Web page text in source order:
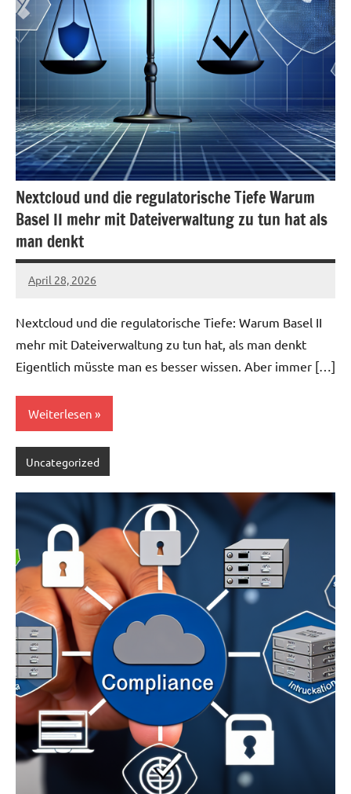
Nextcloud und die regulatorische Tiefe Warum
Basel II mehr mit Dateiverwaltung zu tun hat als
man denkt
April 28, 2026
admin
Nextcloud und die regulatorische Tiefe: Warum Basel II
mehr mit Dateiverwaltung zu tun hat, als man denkt
Eigentlich müsste man es besser wissen. Aber immer […]
Weiterlesen
Uncategorized